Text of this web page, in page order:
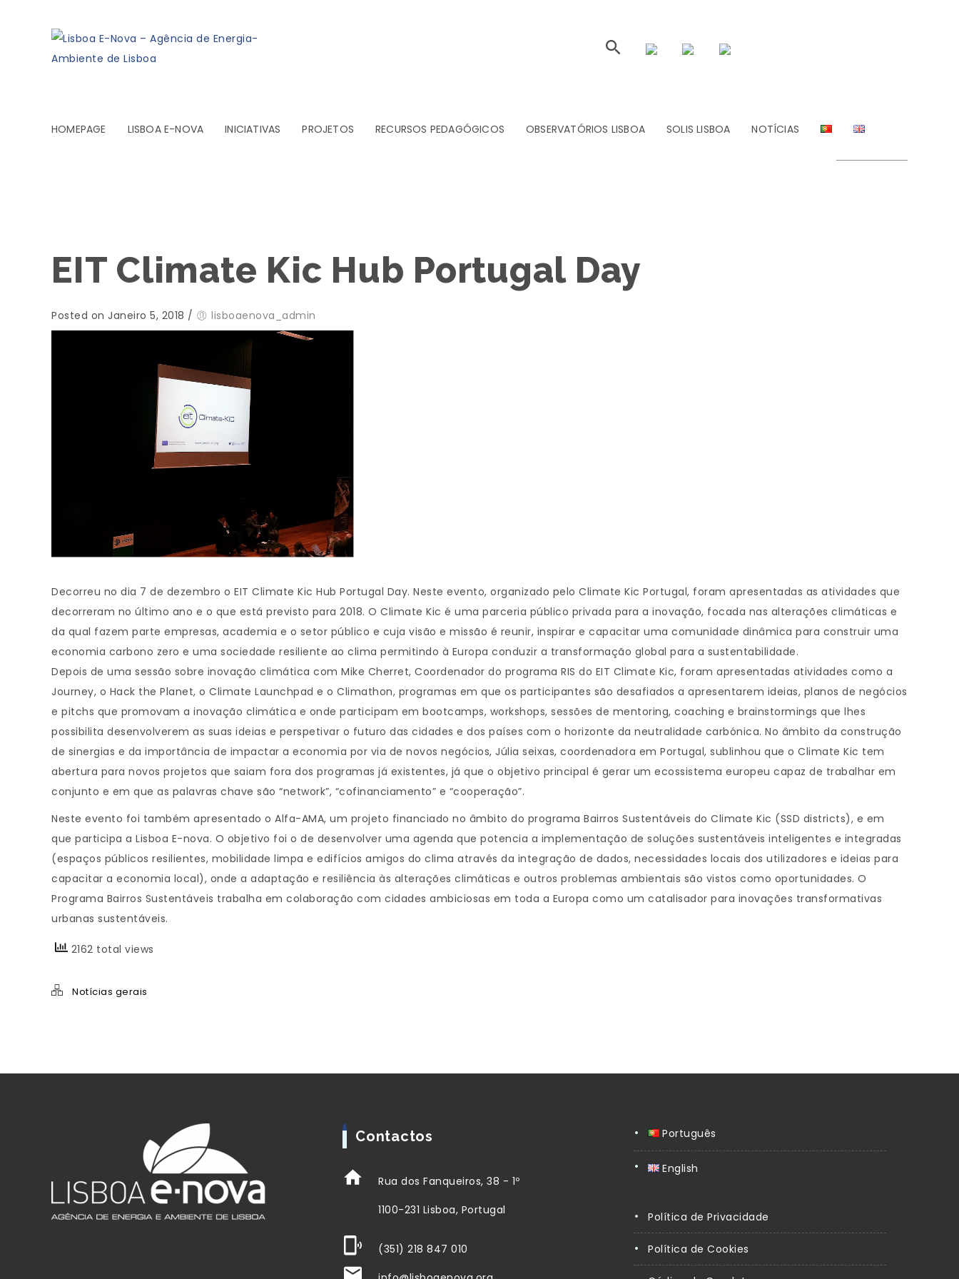
HOMEPAGE LISBOA E-NOVA INICIATIVAS PROJETOS RECURSOS PEDAGÓGICOS OBSERVATÓRIOS LISBOA SOLIS LISBOA NOTÍCIAS
EIT Climate Kic Hub Portugal Day
Posted on Janeiro 5, 2018 / lisboaenova_admin
Decorreu no dia 7 de dezembro o EIT Climate Kic Hub Portugal Day. Neste evento, organizado pelo Climate Kic Portugal, foram apresentadas as atividades que
decorreram no último ano e o que está previsto para 2018. O Climate Kic é uma parceria público privada para a inovação, focada nas alterações climáticas e
da qual fazem parte empresas, academia e o setor público e cuja visão e missão é reunir, inspirar e capacitar uma comunidade dinâmica para construir uma
economia carbono zero e uma sociedade resiliente ao clima permitindo à Europa conduzir a transformação global para a sustentabilidade.
Depois de uma sessão sobre inovação climática com Mike Cherret, Coordenador do programa RIS do EIT Climate Kic, foram apresentadas atividades como a
Journey, o Hack the Planet, o Climate Launchpad e o Climathon, programas em que os participantes são desafiados a apresentarem ideias, planos de negócios
e pitchs que promovam a inovação climática e onde participam em bootcamps, workshops, sessões de mentoring, coaching e brainstormings que lhes
possibilita desenvolverem as suas ideias e perspetivar o futuro das cidades e dos países com o horizonte da neutralidade carbónica. No âmbito da construção
de sinergias e da importância de impactar a economia por via de novos negócios, Júlia seixas, coordenadora em Portugal, sublinhou que o Climate Kic tem
abertura para novos projetos que saiam fora dos programas já existentes, já que o objetivo principal é gerar um ecossistema europeu capaz de trabalhar em
conjunto e em que as palavras chave são “network”, “cofinanciamento” e “cooperação”.
Neste evento foi também apresentado o Alfa-AMA, um projeto financiado no âmbito do programa Bairros Sustentáveis do Climate Kic (SSD districts), e em
que participa a Lisboa E-nova. O objetivo foi o de desenvolver uma agenda que potencia a implementação de soluções sustentáveis inteligentes e integradas
(espaços públicos resilientes, mobilidade limpa e edifícios amigos do clima através da integração de dados, necessidades locais dos utilizadores e ideias para
capacitar a economia local), onde a adaptação e resiliência às alterações climáticas e outros problemas ambientais são vistos como oportunidades. O
Programa Bairros Sustentáveis trabalha em colaboração com cidades ambiciosas em toda a Europa como um catalisador para inovações transformativas
urbanas sustentáveis.
2162 total views
Notícias gerais
Contactos
Rua dos Fanqueiros, 38 - 1º
1100-231 Lisboa, Portugal
(351) 218 847 010
Português
English
Política de Privacidade
Política de Cookies